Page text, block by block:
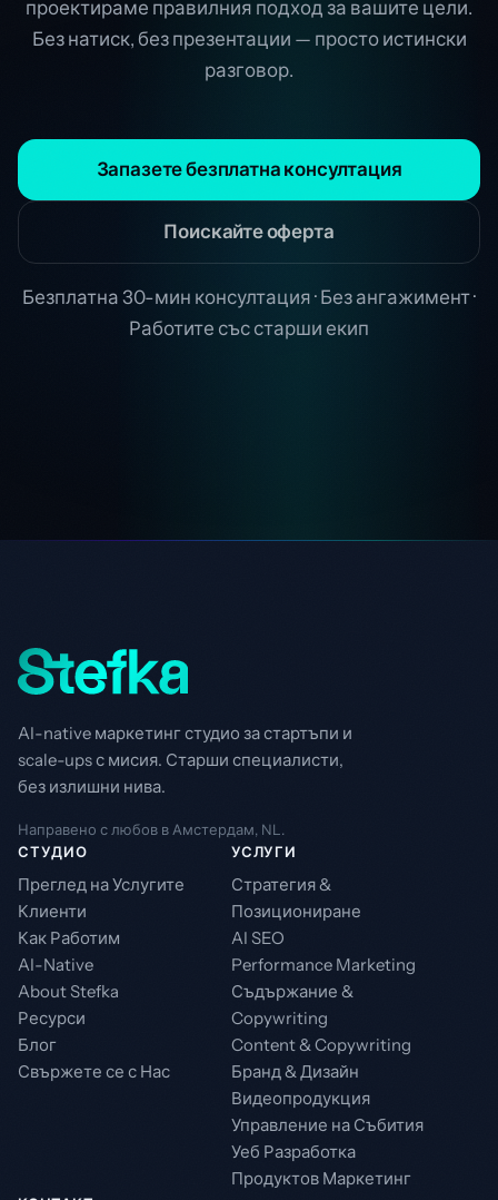
проектираме правилния подход за вашите цели.
Без натиск, без презентации — просто истински
разговор.
Запазете безплатна консултация
Поискайте оферта
Безплатна 30-мин консултация · Без ангажимент ·
Работите със старши екип
AI-native маркетинг студио за стартъпи и
scale-ups с мисия. Старши специалисти,
без излишни нива.
Направено с любов в Амстердам, NL.
СТУДИО
Преглед на Услугите
Клиенти
Как Работим
AI-Native
About Stefka
Ресурси
Блог
Свържете се с Нас
УСЛУГИ
Стратегия &
Позициониране
AI SEO
Performance Marketing
Съдържание &
Copywriting
Content & Copywriting
Бранд & Дизайн
Видеопродукция
Управление на Събития
Уеб Разработка
Продуктов Маркетинг